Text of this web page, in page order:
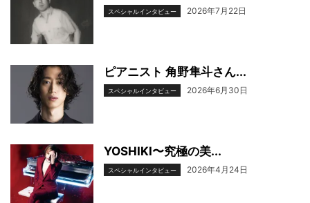
スペシャルインタビュー 2026年7月22日
ピアニスト 角野隼斗さん...
スペシャルインタビュー 2026年6月30日
YOSHIKI〜究極の美...
スペシャルインタビュー 2026年4月24日